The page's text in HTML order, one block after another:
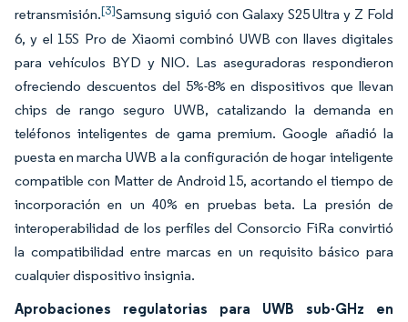
retransmisión.[3]Samsung siguió con Galaxy S25 Ultra y Z Fold
6, y el 15S Pro de Xiaomi combinó UWB con llaves digitales
para vehículos BYD y NIO. Las aseguradoras respondieron
ofreciendo descuentos del 5%-8% en dispositivos que llevan
chips de rango seguro UWB, catalizando la demanda en
teléfonos inteligentes de gama premium. Google añadió la
puesta en marcha UWB a la configuración de hogar inteligente
compatible con Matter de Android 15, acortando el tiempo de
incorporación en un 40% en pruebas beta. La presión de
interoperabilidad de los perfiles del Consorcio FiRa convirtió
la compatibilidad entre marcas en un requisito básico para
cualquier dispositivo insignia.
Aprobaciones regulatorias para UWB sub-GHz en